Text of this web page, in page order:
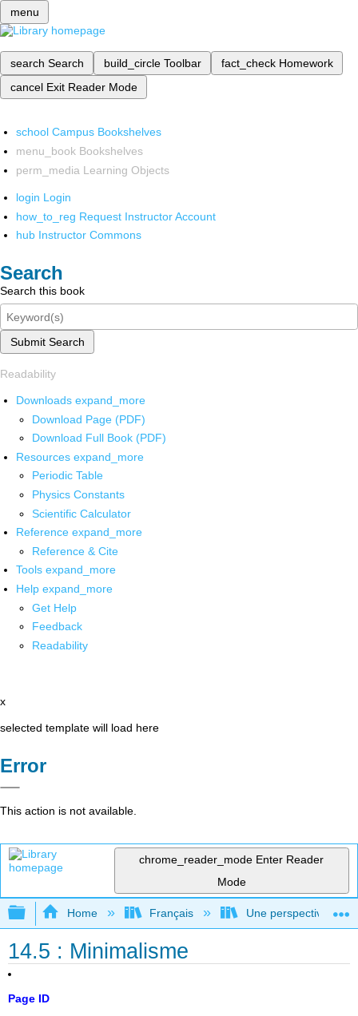
menu
search Search build_circle Toolbar fact_check Homework
cancel Exit Reader Mode
school Campus Bookshelves
menu_book Bookshelves
perm_media Learning Objects
login Login
how_to_reg Request Instructor Account
hub Instructor Commons
Search
Search this book
Submit Search
Readability
Downloads expand_more
Download Page (PDF)
Download Full Book (PDF)
Resources expand_more
Periodic Table
Physics Constants
Scientific Calculator
Reference expand_more
Reference & Cite
Tools expand_more
Help expand_more
Get Help
Feedback
Readability
x
selected template will load here
Error
This action is not available.
chrome_reader_mode Enter Reader
Mode
Expand/collapse global hierarchy
Home Français Une perspective
14.5 : Minimalisme
Page ID